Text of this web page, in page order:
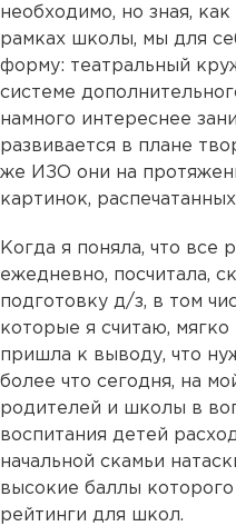
необходимо, но зная,
рамках школы, мы для
форму: театральный
системе
намного интереснее
развивается в плане
же ИЗО они на
картинок,
Когда я поняла, что все
ежедневно, посчитала,
подготовку д/з, в том
которые я считаю, мягко
пришла к выводу, что
более что сегодня, на
родителей и школы в
воспитания детей
начальной скамьи
высокие баллы
рейтинги для школ.